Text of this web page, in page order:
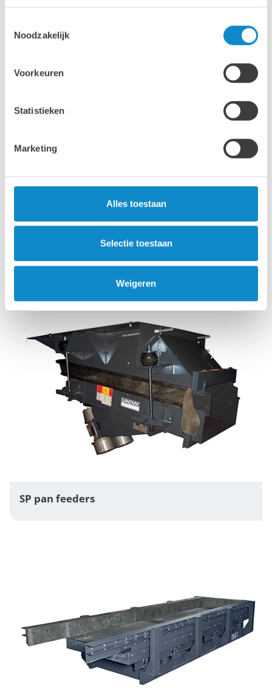
Noodzakelijk
Voorkeuren
Statistieken
Marketing
Alles toestaan
Selectie toestaan
Weigeren
ST voeder- en zeefcombinaties
SP pan feeders